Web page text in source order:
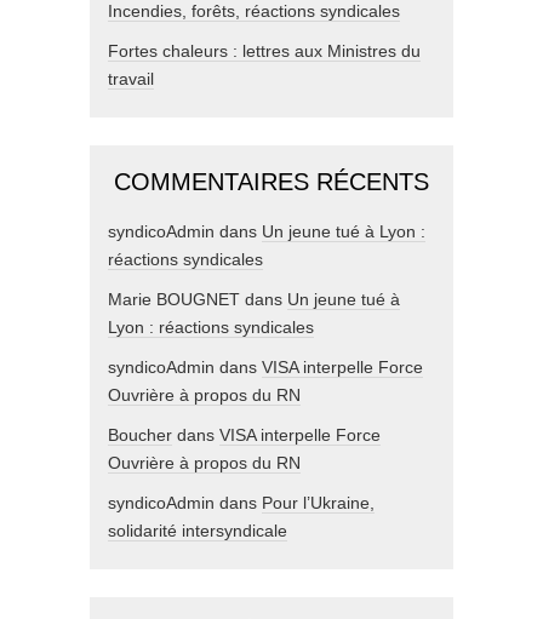
Incendies, forêts, réactions syndicales
Fortes chaleurs : lettres aux Ministres du
travail
COMMENTAIRES RÉCENTS
syndicoAdmin dans Un jeune tué à Lyon :
réactions syndicales
Marie BOUGNET dans Un jeune tué à
Lyon : réactions syndicales
syndicoAdmin dans VISA interpelle Force
Ouvrière à propos du RN
Boucher dans VISA interpelle Force
Ouvrière à propos du RN
syndicoAdmin dans Pour l’Ukraine,
solidarité intersyndicale